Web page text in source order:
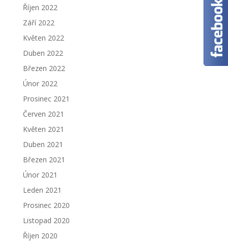
Říjen 2022
Září 2022
Květen 2022
Duben 2022
Březen 2022
Únor 2022
Prosinec 2021
Červen 2021
Květen 2021
Duben 2021
Březen 2021
Únor 2021
Leden 2021
Prosinec 2020
Listopad 2020
Říjen 2020